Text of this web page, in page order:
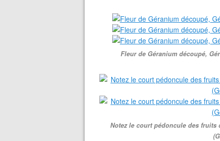
Fleur de Géranium découpé,
Notez le court pédoncule des fruits